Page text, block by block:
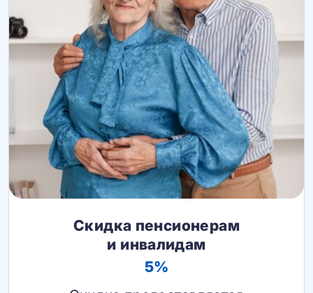
Скидка пенсионерам
и инвалидам
5%